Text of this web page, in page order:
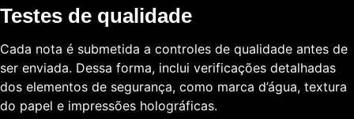
Testes de qualidade
Cada nota é submetida a controles de qualidade antes de
ser enviada. Dessa forma, inclui verificações detalhadas
dos elementos de segurança, como marca d’água, textura
do papel e impressões holográficas.